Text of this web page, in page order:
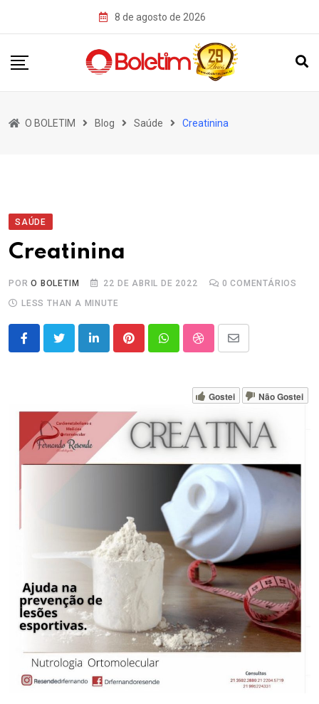
8 de agosto de 2026
O BOLETIM Blog Saúde Creatinina
SAÚDE
Creatinina
PORO BOLETIM 22 DE ABRIL DE 2022 0 COMENTÁRIOS
LESS THAN A MINUTE
LinkedInPinterestWhatsappStumbleUpon
Share
Email
Gostei Não Gostei